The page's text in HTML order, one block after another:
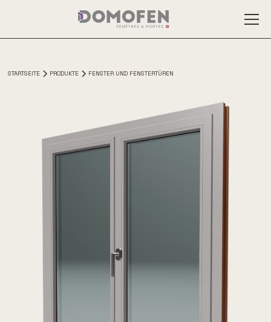
STARTSEITE PRODUKTE FENSTER UND FENSTERTÜREN